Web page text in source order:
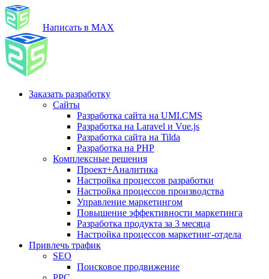
Написать в MAX
Заказать разработку
Сайты
Разработка сайта на UMI.CMS
Разработка на Laravel и Vue.js
Разработка сайта на Tilda
Разработка на PHP
Комплексные решения
Проект+Аналитика
Настройка процессов разработки
Настройка процессов производства
Управление маркетингом
Повышение эффективности маркетинга
Разработка продукта за 3 месяца
Настройка процессов маркетинг-отдела
Привлечь трафик
SEO
Поисковое продвижение